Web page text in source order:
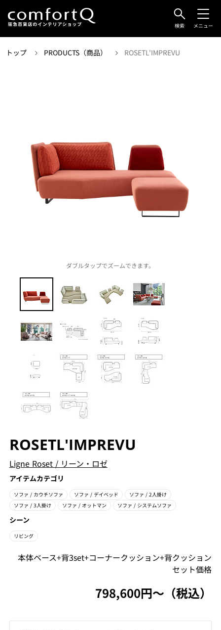
検索 メニュー
トップ PRODUCTS（商品） ROSETL'IMPREVU
ダブルタップでズームできます。
ROSETL'IMPREVU
Ligne Roset / リーン・ロゼ
アイテムカテゴリ
ソファ / カウチソファ ソファ / デイベッド ソファ / 2人掛け
ソファ / 3人掛け ソファ / オットマン ソファ / システムソファ
シーン
リビング
本体ベース+背3set+コーナークッション+背クッション
セット価格
798,600円〜（税込）